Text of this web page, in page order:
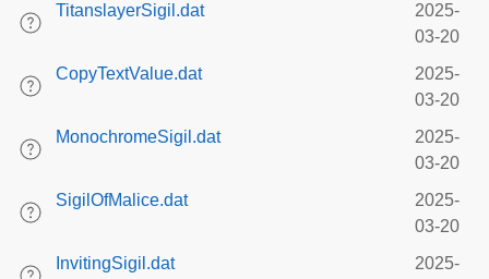
TitanslayerSigil.dat
2025-
03-20
CopyTextValue.dat
2025-
03-20
MonochromeSigil.dat
2025-
03-20
SigilOfMalice.dat
2025-
03-20
InvitingSigil.dat
2025-